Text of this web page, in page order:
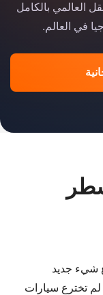
العالمي بالكامل
في العالم.
شيء جديد
لم تخترع سيارات